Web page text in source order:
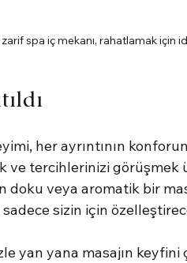
spa iç mekanı, rahatlamak için
her ayrıntının
ve tercihlerinizi görüşmek
doku veya aromatik bir
sizin için
yan yana masajın keyfini